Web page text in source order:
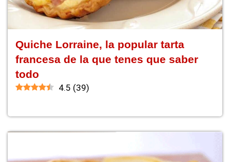
Quiche Lorraine, la popular tarta
francesa de la que tenes que saber
todo
4.5 (39)